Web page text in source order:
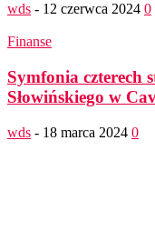
wds - 12 czerwca 2024 0
Finanse
Symfonia czterech
Słowińskiego w
wds - 18 marca 2024 0